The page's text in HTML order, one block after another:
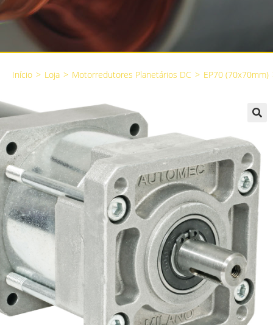
Início > Loja > Motorredutores Planetários DC > EP70 (70x70mm)